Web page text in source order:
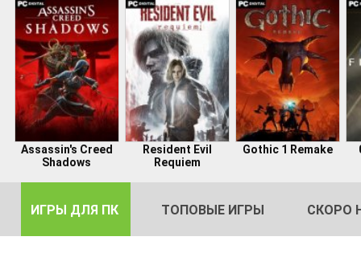
Assassin's Creed
Shadows
Resident Evil
Requiem
Gothic 1 Remake
ИГРЫ ДЛЯ ПК ТОПОВЫЕ ИГРЫ СКОРО